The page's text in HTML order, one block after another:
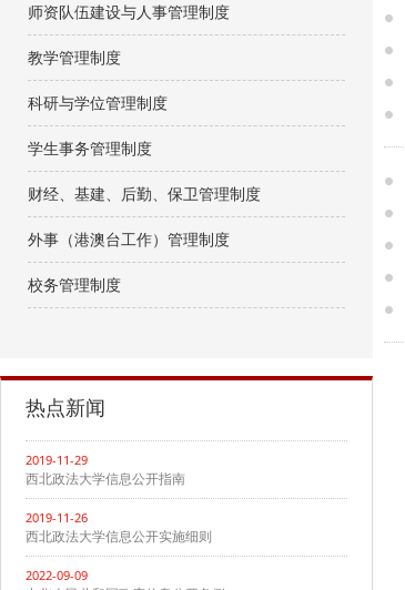
师资队伍建设与人事管理制度
教学管理制度
科研与学位管理制度
学生事务管理制度
财经、基建、后勤、保卫管理制度
外事（港澳台工作）管理制度
校务管理制度
热点新闻
2019-11-29
西北政法大学信息公开指南
2019-11-26
西北政法大学信息公开实施细则
2022-09-09